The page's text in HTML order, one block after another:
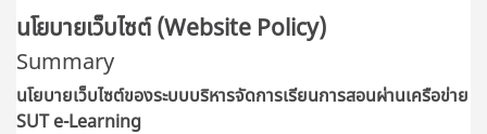
นโยบายเว็บไซต์ (Website Policy)
Summary
นโยบายเว็บไซต์ของระบบบริหารจัดการเรียนการสอนผ่านเครือข่าย
SUT e-Learning